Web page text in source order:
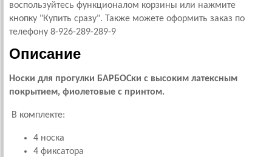
воспользуйтесь функционалом корзины или нажмите
кнопку "Купить сразу". Также можете оформить заказ по
телефону 8-926-289-289-9
Описание
Носки для прогулки БАРБОСки с высоким латексным
покрытием, фиолетовые с принтом.
В комплекте:
4 носка
4 фиксатора